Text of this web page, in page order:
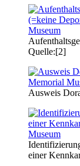
Quelle:[2]
Ausweis
einer